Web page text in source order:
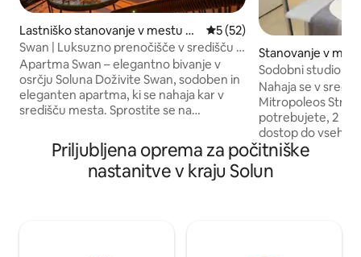
Lastniško stanovanje v mestu Th
essaloniki
Povprečna ocena: 5 od 5,
5 (52)
Swan | Luksuzno prenočišče v središču z
velikim balkonom
Apartma Swan – elegantno bivanje v
osrčju Soluna Doživite Swan, sodoben in
eleganten apartma, ki se nahaja kar v
središču mesta. Sprostite se na
čudovitim razgledom na mesto, ki je kot
nalašč za jutranjo kavo ali večerno vino.
Le 4 minute od podzemne železnice in le
Stanovanje v
niki
Sodobni studio v
Nahaja se v
Mitropoleos
potrebujete, 2
dostop do vseh
sredstev (taksi,
- Kopalnica v
Priljubljena oprema za počitniške
nastanitve v kraju Solun